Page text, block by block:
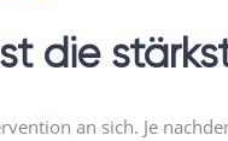
die
an sich. Je